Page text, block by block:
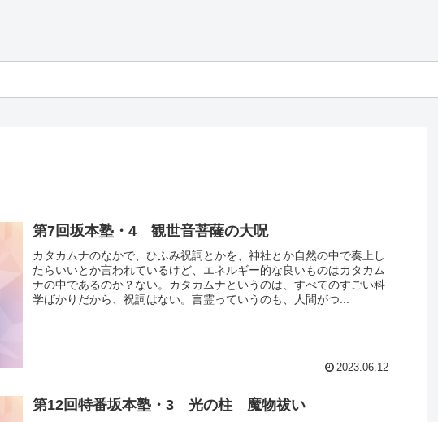
第7回坂本塾・4 観世音菩薩の大呪
カタカムナのなかで、ひふみ祝詞とかを、神社とか自然の中で奏上し
たらいいとか言われているけど、エネルギー的な良いものはカタカム
ナの中であるのか？ない。カタカムナというのは、すべてのすごい科
学ばかりだから、祝詞はない。言霊っていうのも、人間がつ...
2023.06.12
第12回特番坂本塾・3 光の柱 魔物祓い